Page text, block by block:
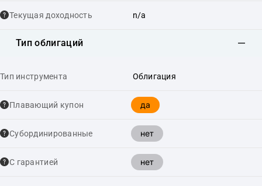
Текущая доходность n/a
Тип облигаций
Тип инструмента Облигация
Плавающий купон да
Cубординированные нет
С гарантией нет